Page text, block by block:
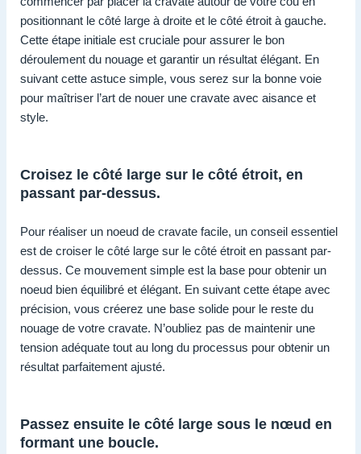
positionnant le côté large à droite et le côté étroit à gauche.
Cette étape initiale est cruciale pour assurer le bon
déroulement du nouage et garantir un résultat élégant. En
suivant cette astuce simple, vous serez sur la bonne voie
pour maîtriser l’art de nouer une cravate avec aisance et
style.
Croisez le côté large sur le côté étroit, en
passant par-dessus.
Pour réaliser un noeud de cravate facile, un conseil essentiel
est de croiser le côté large sur le côté étroit en passant par-
dessus. Ce mouvement simple est la base pour obtenir un
noeud bien équilibré et élégant. En suivant cette étape avec
précision, vous créerez une base solide pour le reste du
nouage de votre cravate. N’oubliez pas de maintenir une
tension adéquate tout au long du processus pour obtenir un
résultat parfaitement ajusté.
Passez ensuite le côté large sous le nœud en
formant une boucle.